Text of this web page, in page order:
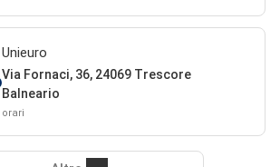
Unieuro
Via Fornaci, 36, 24069 Trescore
Balneario
orari